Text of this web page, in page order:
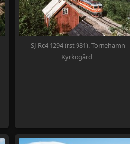
SJ Rc4 1294 (rst 981), Tornehamn
Kyrkogård